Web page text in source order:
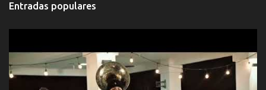
Entradas populares